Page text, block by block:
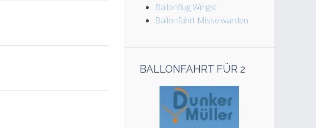
Ballonflug Wingst
Ballonfahrt Misselwarden
BALLONFAHRT FÜR 2